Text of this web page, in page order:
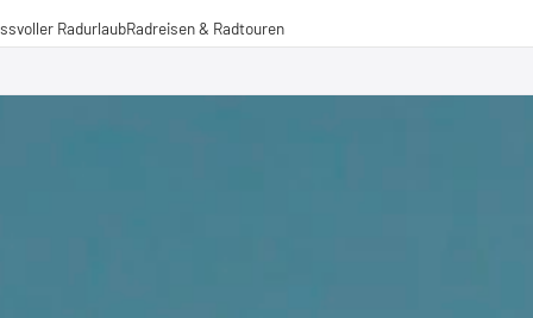
RadurlaubRadreisen & Radtouren
Radreisen